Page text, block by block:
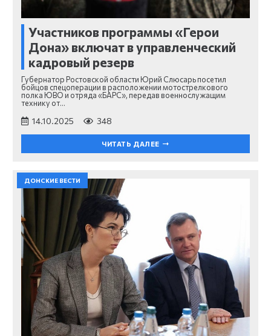
Участников программы «Герои
Дона» включат в управленческий
кадровый резерв
Губернатор Ростовской области Юрий Слюсарь посетил
бойцов спецоперации в расположении мотострелкового
полка ЮВО и отряда «БАРС», передав военнослужащим
технику от…
14.10.2025 348
ЧИТАТЬ ДАЛЕЕ
ДОНСКИЕ ВЕСТИ